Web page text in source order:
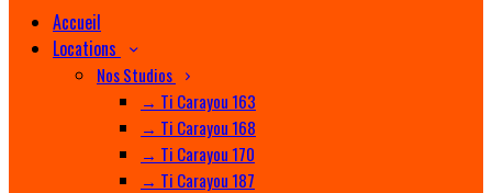
Accueil
Locations
Nos Studios
→ Ti Carayou 163
→ Ti Carayou 168
→ Ti Carayou 170
→ Ti Carayou 187